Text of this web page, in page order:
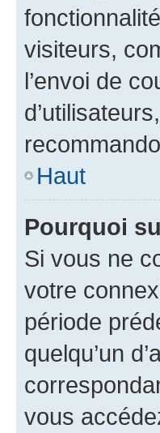
visiteurs,
l’envoi de
Haut
Pourquoi
Si vous ne
votre
période
quelqu’un
vous